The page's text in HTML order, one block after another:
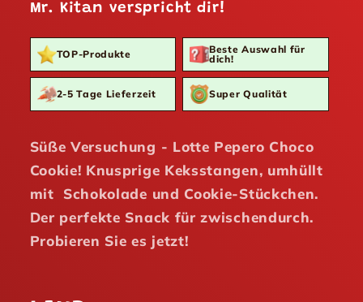
Mr. Kitan verspricht dir!
TOP-Produkte
Beste Auswahl für
dich!
2-5 Tage Lieferzeit Super Qualität
Süße Versuchung - Lotte Pepero Choco
Cookie! Knusprige Keksstangen, umhüllt
mit Schokolade und Cookie-Stückchen.
Der perfekte Snack für zwischendurch.
Probieren Sie es jetzt!